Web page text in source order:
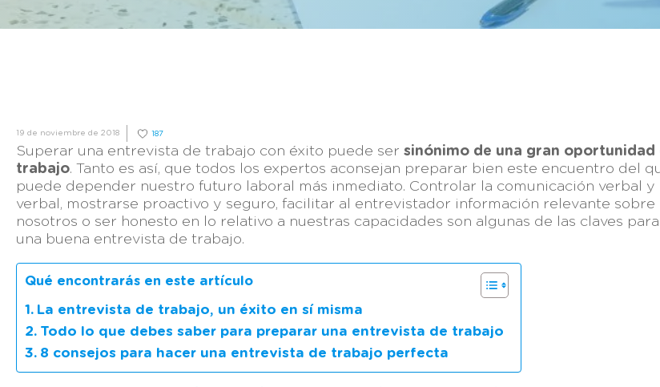
19 de noviembre de 2018 187
Superar una entrevista de trabajo con éxito puede ser sinónimo de una gran oportunidad
trabajo. Tanto es así, que todos los expertos aconsejan preparar bien este encuentro del
puede depender nuestro futuro laboral más inmediato. Controlar la comunicación verbal y
verbal, mostrarse proactivo y seguro, facilitar al entrevistador información relevante sobre
nosotros o ser honesto en lo relativo a nuestras capacidades son algunas de las claves
una buena entrevista de trabajo.
Qué encontrarás en este artículo
La entrevista de trabajo, un éxito en sí misma
Todo lo que debes saber para preparar una entrevista de trabajo
8 consejos para hacer una entrevista de trabajo perfecta